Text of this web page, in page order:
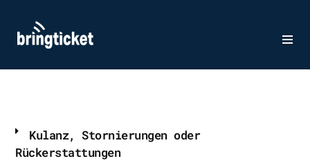
Zum
springen
Kulanz, Stornierungen oder
Rückerstattungen